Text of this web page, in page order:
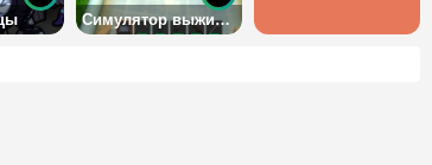
Симулятор выживания в лесу